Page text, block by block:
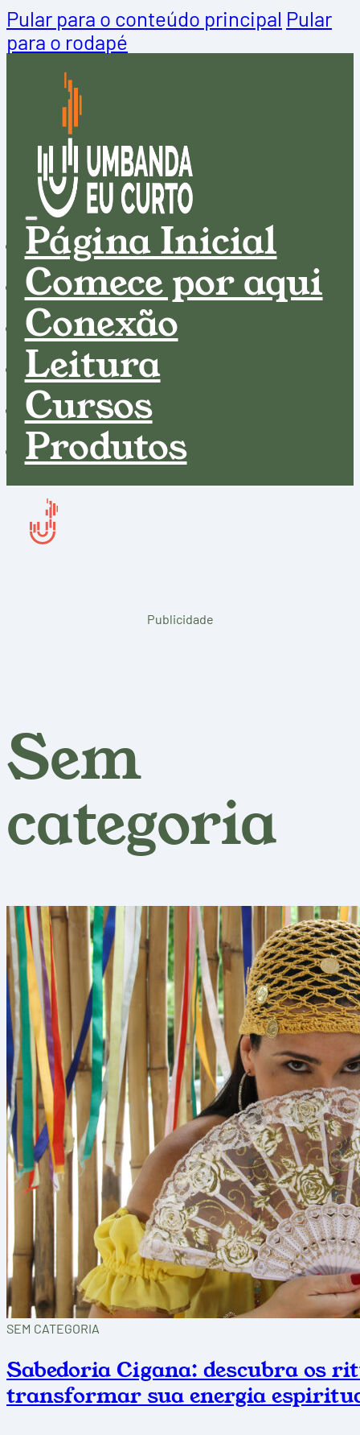
Pular para o conteúdo principal Pular
para o rodapé
Página Inicial
Comece por aqui
Conexão
Leitura
Cursos
Produtos
Publicidade
Sem
categoria
SEM CATEGORIA
Sabedoria Cigana: descubra os
transformar sua energia